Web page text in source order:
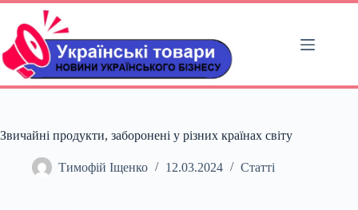
Перейти
вмісту
Звичайні продукти, заборонені у різних країнах світу
Тимофій Іщенко 12.03.2024 Статті